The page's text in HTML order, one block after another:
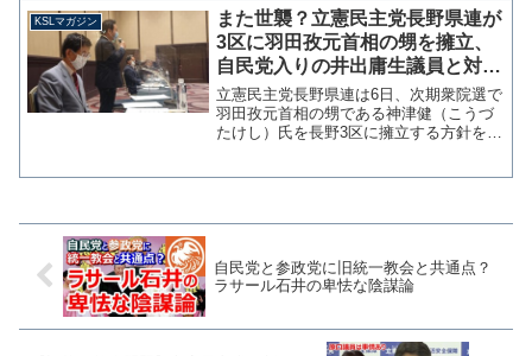
致され行方不明となっており、そういっ
たシリアの惨状にも目を向...
KSLマガジン
また世襲？立憲民主党長野県連が
3区に羽田孜元首相の甥を擁立、
自民党入りの井出庸生議員と対決
【マガジン104号】
立憲民主党長野県連は6日、次期衆院選で
羽田孜元首相の甥である神津健（こうづ
たけし）氏を長野3区に擁立する方針を示
自民党と参政党に旧統一教会と共通点？
ラサール石井の卑怯な陰謀論